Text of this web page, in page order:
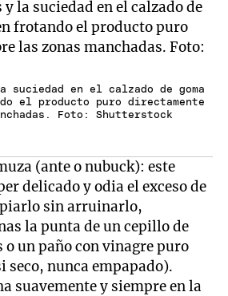
suciedad en el calzado de goma
el producto puro directamente
Foto: Shutterstock
(ante o nubuck): este
delicado y odia el exceso de
sin arruinarlo,
la punta de un cepillo de
o un paño con vinagre puro
seco, nunca empapado).
suavemente y siempre en la